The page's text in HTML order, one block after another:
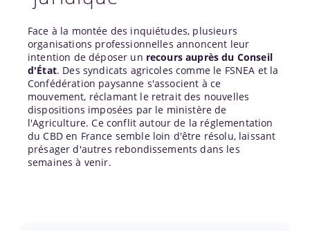
Face à la montée des inquiétudes, plusieurs
organisations professionnelles annoncent leur
intention de déposer un recours auprès du Conseil
d'État. Des syndicats agricoles comme le FSNEA et la
Confédération paysanne s'associent à ce
mouvement, réclamant le retrait des nouvelles
dispositions imposées par le ministère de
l'Agriculture. Ce conflit autour de la réglementation
du CBD en France semble loin d'être résolu, laissant
présager d'autres rebondissements dans les
semaines à venir.